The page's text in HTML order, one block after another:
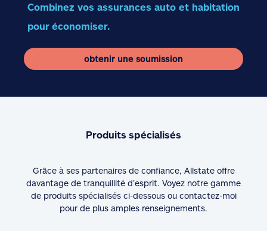
Combinez vos assurances auto et habitation
pour économiser.
obtenir une soumission
Produits spécialisés
Grâce à ses partenaires de confiance, Allstate offre
davantage de tranquillité d’esprit. Voyez notre gamme
de produits spécialisés ci-dessous ou contactez-moi
pour de plus amples renseignements.